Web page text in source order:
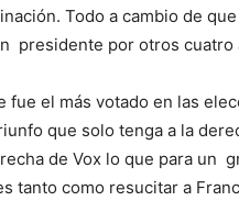
Todo a cambio de
presidente por otros cuatro
fue el más votado en las
que solo tenga a la
de Vox lo que para un
tanto como resucitar a